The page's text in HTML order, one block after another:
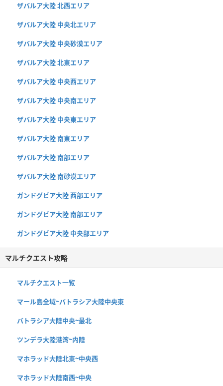
ザバルア大陸 北西エリア
ザバルア大陸 中央北エリア
ザバルア大陸 中央砂漠エリア
ザバルア大陸 北東エリア
ザバルア大陸 中央西エリア
ザバルア大陸 中央南エリア
ザバルア大陸 中央東エリア
ザバルア大陸 南東エリア
ザバルア大陸 南部エリア
ザバルア大陸 南砂漠エリア
ガンドグビア大陸 西部エリア
ガンドグビア大陸 南部エリア
ガンドグビア大陸 中央部エリア
マルチクエスト攻略
マルチクエスト一覧
マール島全域~バトラシア大陸中央東
バトラシア大陸中央~最北
ツンデラ大陸港湾~内陸
マホラッド大陸北東~中央西
マホラッド大陸南西~中央